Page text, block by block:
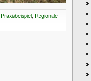
Praxisbeispiel, Regionale